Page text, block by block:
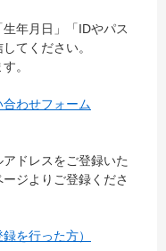
年月日」「IDやパス
てください。
。
わせフォーム
ドレスをご登録いた
ジよりご登録くださ
を行った方）